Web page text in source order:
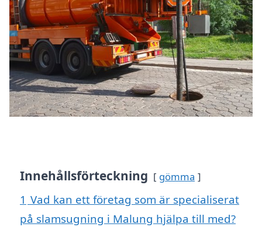
Innehållsförteckning gömma
1 Vad kan ett företag som är specialiserat
på slamsugning i Malung hjälpa till med?